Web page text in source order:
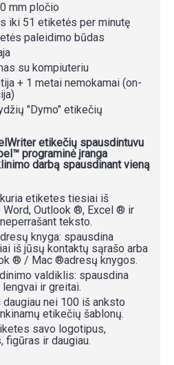
mm pločio
iki 51 etiketės per minutę
paleidimo būdas
su kompiuteriu
+ 1 metai nemokamai (on-
"Dymo" etikečių
etikečių spausdintuvu
programinė įranga
darbą spausdinant vieną
etiketes tiesiai iš
Outlook ®, Excel ® ir
teksto.
knyga: spausdina
iš jūsų kontaktų sąrašo arba
® / Mac ®adresų knygos.
valdiklis: spausdina
ir greitai.
nei 100 iš anksto
etikečių šablonų.
savo logotipus,
figūras ir daugiau.